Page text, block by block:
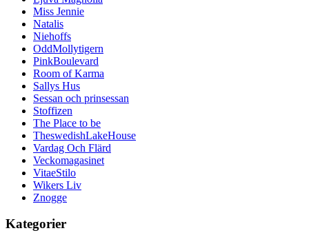
Miss Jennie
Natalis
Niehoffs
OddMollytigern
PinkBoulevard
Room of Karma
Sallys Hus
Sessan och prinsessan
Stoffizen
The Place to be
TheswedishLakeHouse
Vardag Och Flärd
Veckomagasinet
VitaeStilo
Wikers Liv
Znogge
Kategorier